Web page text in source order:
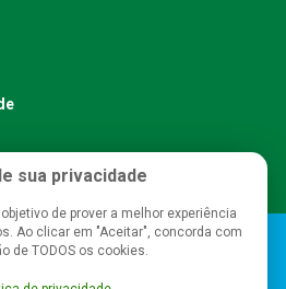
Todos os direitos reservados
sua privacidade
de prover a melhor experiência
Ao clicar em "Aceitar", concorda com
de TODOS os cookies.